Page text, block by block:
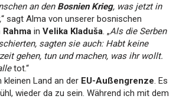
an den Bosnien Krieg, was jetzt in
“ sagt Alma von unserer bosnischen
in Velika Kladuša. „Als die Serben
sagten sie auch: Habt keine
gehen, tun und machen, was ihr wollt.
tot.“
Land an der EU-Außengrenze. Es
wieder da zu sein. Während ich mit dem